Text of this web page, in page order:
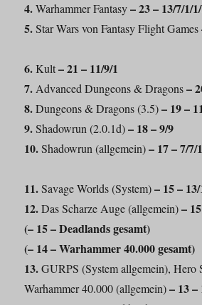
4.Warhammer Fantasy– 23 – 13/7/1/
5.Star Wars von Fantasy Flight Games
6.Kult– 21 – 11/9/1
7. Advanced Dungeons & Dragons–
8.Dungeons & Dragons (3.5)– 19 –
9.Shadowrun (2.0.1d)– 18 – 9/9
10.Shadowrun (allgemein)– 17 – 7/7/
11.Savage Worlds (System)– 15 –
12.Das Scharze Auge (allgemein)–
(– 15 – Deadlands gesamt)
(– 14 – Warhammer 40.000 gesamt)
13.GURPS (System allgemein), Hero
Warhammer 40.000 (allgemein)– 13 –